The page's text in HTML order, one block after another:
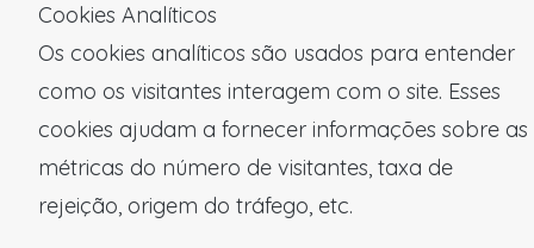
Cookies Analíticos
Os cookies analíticos são usados para entender
como os visitantes interagem com o site. Esses
cookies ajudam a fornecer informações sobre as
métricas do número de visitantes, taxa de
rejeição, origem do tráfego, etc.